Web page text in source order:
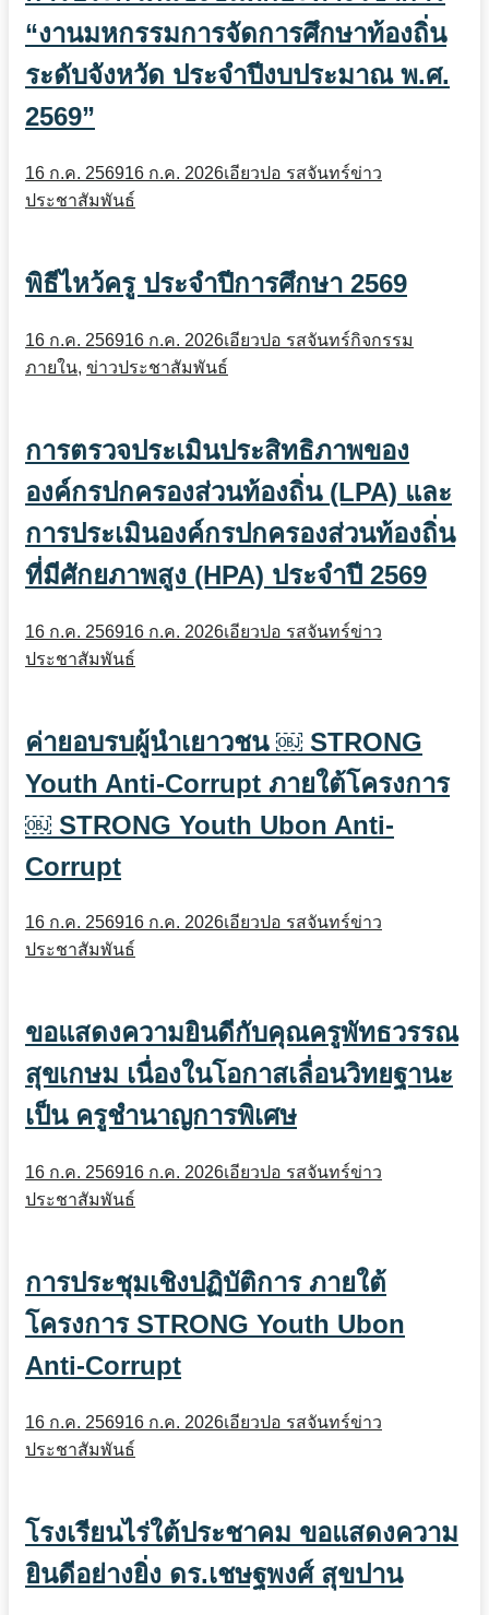
“งานมหกรรมการจัดการศึกษาท้องถิ่น
ระดับจังหวัด ประจำปีงบประมาณ พ.ศ.
2569”
16 ก.ค. 256916 ก.ค. 2026เอียวปอ รสจันทร์ข่าว
ประชาสัมพันธ์
พิธีไหว้ครู ประจำปีการศึกษา 2569
16 ก.ค. 256916 ก.ค. 2026เอียวปอ รสจันทร์กิจกรรม
ภายใน, ข่าวประชาสัมพันธ์
การตรวจประเมินประสิทธิภาพของ
องค์กรปกครองส่วนท้องถิ่น (LPA) และ
การประเมินองค์กรปกครองส่วนท้องถิ่น
ที่มีศักยภาพสูง (HPA) ประจำปี 2569
16 ก.ค. 256916 ก.ค. 2026เอียวปอ รสจันทร์ข่าว
ประชาสัมพันธ์
ค่ายอบรบผู้นำเยาวชน ￼ STRONG
Youth Anti-Corrupt ภายใต้โครงการ
￼ STRONG Youth Ubon Anti-
Corrupt
16 ก.ค. 256916 ก.ค. 2026เอียวปอ รสจันทร์ข่าว
ประชาสัมพันธ์
ขอแสดงความยินดีกับคุณครูพัทธวรรณ
สุขเกษม เนื่องในโอกาสเลื่อนวิทยฐานะ
เป็น ครูชำนาญการพิเศษ
16 ก.ค. 256916 ก.ค. 2026เอียวปอ รสจันทร์ข่าว
ประชาสัมพันธ์
การประชุมเชิงปฏิบัติการ ภายใต้
โครงการ STRONG Youth Ubon
Anti-Corrupt
16 ก.ค. 256916 ก.ค. 2026เอียวปอ รสจันทร์ข่าว
ประชาสัมพันธ์
โรงเรียนไร่ใต้ประชาคม ขอแสดงความ
ยินดีอย่างยิ่ง ดร.เชษฐพงศ์ สุขปาน